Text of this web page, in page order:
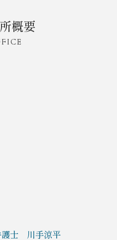
概要
士 川手涼平